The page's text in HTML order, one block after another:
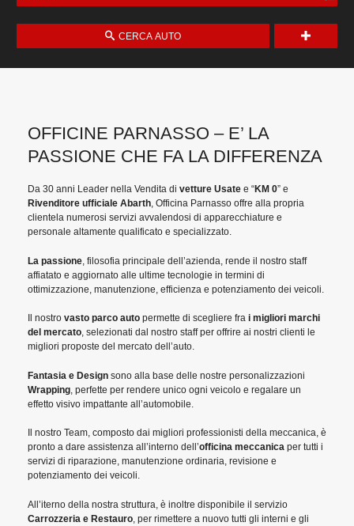
CERCA AUTO
OFFICINE PARNASSO – E’ LA
PASSIONE CHE FA LA DIFFERENZA
Da 30 anni Leader nella Vendita di vetture Usate e “KM 0” e
Rivenditore ufficiale Abarth, Officina Parnasso offre alla propria
clientela numerosi servizi avvalendosi di apparecchiature e
personale altamente qualificato e specializzato.
La passione, filosofia principale dell’azienda, rende il nostro staff
affiatato e aggiornato alle ultime tecnologie in termini di
ottimizzazione, manutenzione, efficienza e potenziamento dei veicoli.
Il nostro vasto parco auto permette di scegliere fra i migliori marchi
del mercato, selezionati dal nostro staff per offrire ai nostri clienti le
migliori proposte del mercato dell’auto.
Fantasia e Design sono alla base delle nostre personalizzazioni
Wrapping, perfette per rendere unico ogni veicolo e regalare un
effetto visivo impattante all’automobile.
Il nostro Team, composto dai migliori professionisti della meccanica, è
pronto a dare assistenza all’interno dell’officina meccanica per tutti i
servizi di riparazione, manutenzione ordinaria, revisione e
potenziamento dei veicoli.
All’iterno della nostra struttura, è inoltre disponibile il servizio
Carrozzeria e Restauro , per rimettere a nuovo tutti gli interni e gli